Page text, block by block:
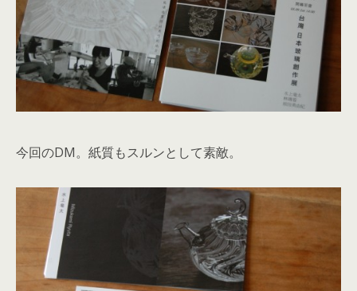
今回のDM。紙質もスルンとして素敵。